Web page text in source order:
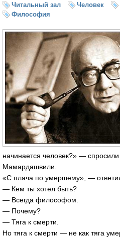
Читальный зал Человек
Философия
начинается человек?» —
Мамардашвили.
«С плача по умершему», —
— Кем ты хотел быть?
— Всегда философом.
— Почему?
— Тяга к смерти.
Но тяга к смерти — не как тяга